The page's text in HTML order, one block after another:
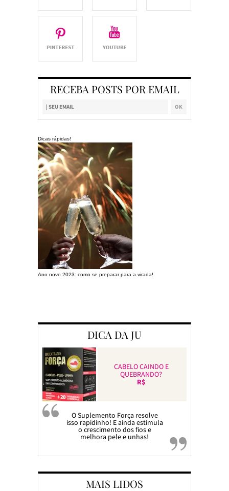
RECEBA POSTS POR EMAIL
Dicas rápidas!
Ano novo 2023: como se preparar para a virada!
DICA DA JU
CABELO CAINDO E
QUEBRANDO?
R$
O Suplemento Força resolve
isso rapidinho! E ainda estimula
o crescimento dos fios e
melhora pele e unhas!
MAIS LIDOS